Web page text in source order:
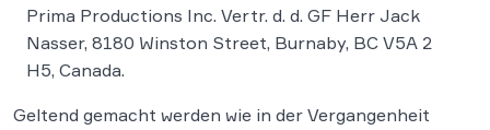
Prima Productions Inc. Vertr. d. d. GF Herr Jack
Nasser, 8180 Winston Street, Burnaby, BC V5A 2
H5, Canada.
Geltend gemacht werden wie in der Vergangenheit